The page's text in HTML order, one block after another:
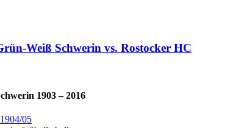
Weiß Schwerin vs. Rostocker HC
1903 – 2016
05